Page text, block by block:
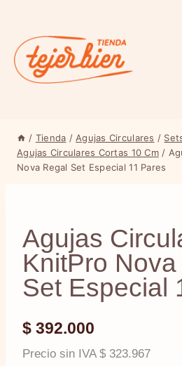
contenido
/ Tienda / Agujas Circulares /
Agujas Circulares Cortas 10 Cm /
Nova Regal Set Especial 11 Pares
Agujas
KnitPro Nova
Set Especial
$ 392.000
Precio sin IVA $ 323.967